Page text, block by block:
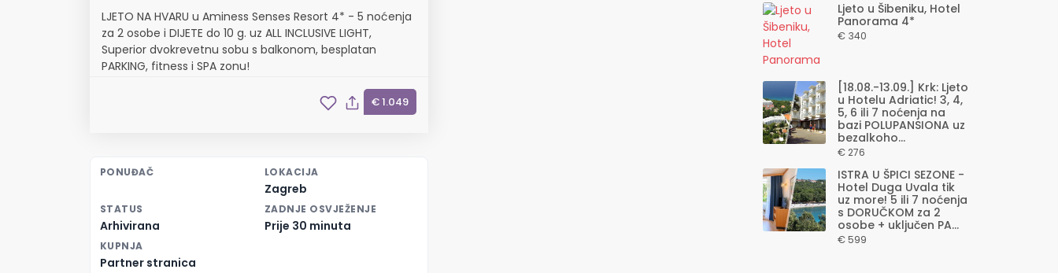
LJETO NA HVARU u Aminess Senses Resort 4* - 5 noćenja
za 2 osobe i DIJETE do 10 g. uz ALL INCLUSIVE LIGHT,
Superior dvokrevetnu sobu s balkonom, besplatan
PARKING, fitness i SPA zonu!
€ 1.049
PONUĐAČ LOKACIJA
Zagreb
STATUS
Arhivirana
ZADNJE OSVJEŽENJE
Prije 30 minuta
KUPNJA
Partner stranica
Ljeto u Šibeniku, Hotel
Panorama 4*
€ 340
[18.08.-13.09.] Krk: Ljeto
u Hotelu Adriatic! 3, 4,
5, 6 ili 7 noćenja na
bazi POLUPANSIONA uz
bezalkoho...
€ 276
ISTRA U ŠPICI SEZONE -
Hotel Duga Uvala tik
uz more! 5 ili 7 noćenja
s DORUČKOM za 2
osobe + uključen PA...
€ 599